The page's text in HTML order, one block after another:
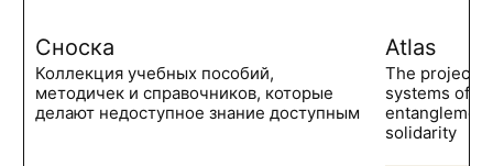
Сноска
Коллекция учебных пособий,
методичек и справочников, которые
делают недоступное знание доступным
Atlas
The project
systems of
solidarity